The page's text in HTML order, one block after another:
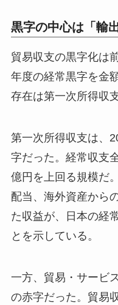
黒字の中心は「輸
貿易収支の黒字化は
年度の経常黒字を金
存在は第一次所得収
第一次所得収支は、
字だった。経常収支
億円を上回る規模だ
配当、海外資産から
た収益が、日本の経
とを示している。
一方、貿易・サービ
の赤字だった。貿易